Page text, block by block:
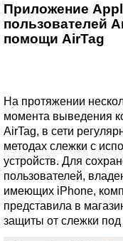
Приложение
пользователей
помощи AirTag
На протяжении
момента выведения
AirTag, в сети
методах слежки с
устройств. Для
пользователей,
имеющих iPhone,
представила в
защиты от слежки